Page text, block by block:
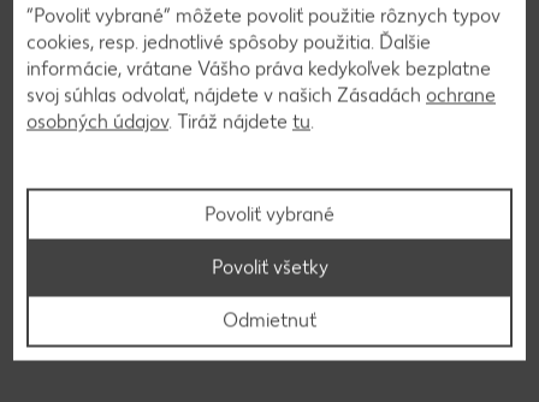
Niektoré výrobky K-take it veggie sú dodatočne označené
ďalšími pečaťami, ktoré vyzdvihujú ich vysoké kvalitatívne
štandardy a pomáhajú zákazníkom pri orientácii v pestrom
sortimente. Výrobky spĺňajú napríklad prísne biosmernice a
sú certifikované biopečaťou. Špeciálnou pečaťou sú takisto
označené aj mnohé produkty bez laktózy.
“Povoliť vybrané” môžete povoliť použitie rôznych typov
cookies, resp. jednotlivé spôsoby použitia. Ďalšie
informácie, vrátane Vášho práva kedykoľvek bezplatne
svoj súhlas odvolať, nájdete v našich Zásadách ochrane
osobných údajov. Tiráž nájdete tu.
Povoliť vybrané
Odmietnuť
Povoliť všetky